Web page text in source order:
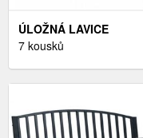
ÚLOŽNÁ LAVICE
KRÉMOVÁ DEKORHOME
7 kousků